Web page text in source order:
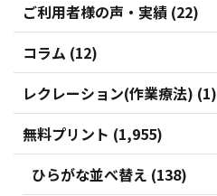
ご利用者様の声・実績 (22)
コラム (12)
レクレーション(作業療法) (1)
無料プリント (1,955)
ひらがな並べ替え (138)